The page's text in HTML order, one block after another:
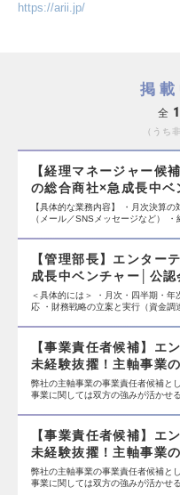
https://arii.jp/
掲
全
うち
【経理マネージャー候
の総合商社×急成長中ベ
【具体的な業務内容】 ・月次決算
（メール／SNSメッセージなど）
【管理部長】エンター
成長中ベンチャー│公認
＜具体的には＞ ・月次・四半期・
応 ・財務戦略の立案と実行（資金調
【事業責任者候補】エ
未経験抜擢！主軸事業
弊社の主軸事業の事業責任者候補と
事業に関しては双方の強みが活かせ
【事業責任者候補】エ
未経験抜擢！主軸事業
弊社の主軸事業の事業責任者候補と
事業に関しては双方の強みが活かせ